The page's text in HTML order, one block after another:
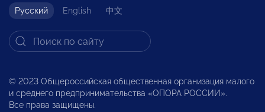
Русский English 中文
© 2023 Общероссийская общественная организация малого
и среднего предпринимательства «ОПОРА РОССИИ».
Все права защищены.